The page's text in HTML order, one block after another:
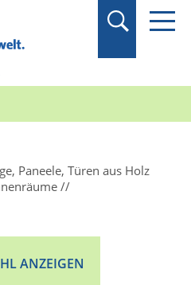
Paneele, Türen aus Holz
ANZEIGEN